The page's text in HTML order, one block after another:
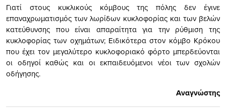
Γιατί στους κυκλικούς κόμβους της πόλης δεν έγινε
επαναχρωματισμός των λωρίδων κυκλοφορίας και των βελών
κατεύθυνσης που είναι απαραίτητα για την ρύθμιση της
κυκλοφορίας των οχημάτων; Ειδικότερα στον κόμβο Κρόκου
που έχει τον μεγαλύτερο κυκλοφοριακό φόρτο μπερδεύονται
οι οδηγοί καθώς και οι εκπαιδευόμενοι νέοι των σχολών
οδήγησης.
Αναγνώστης